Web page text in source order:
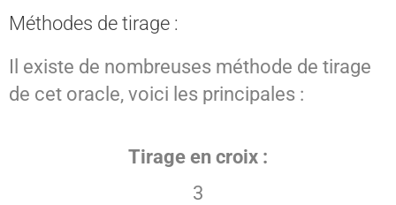
Méthodes de tirage :
Il existe de nombreuses méthode de tirage
de cet oracle, voici les principales :
Tirage en croix :
3